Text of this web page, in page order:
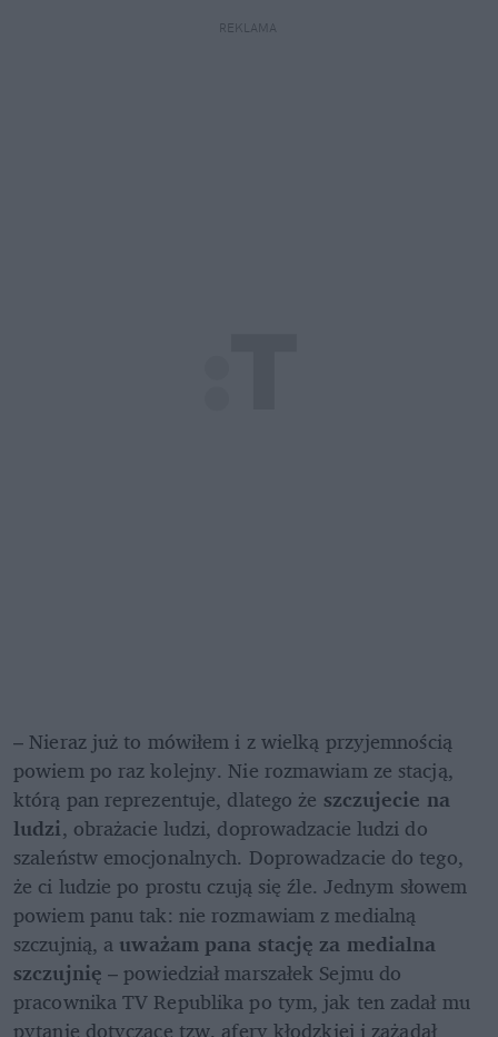
REKLAMA
– Nieraz już to mówiłem i z wielką przyjemnością
powiem po raz kolejny. Nie rozmawiam ze stacją,
którą pan reprezentuje, dlatego że szczujecie na
ludzi, obrażacie ludzi, doprowadzacie ludzi do
szaleństw emocjonalnych. Doprowadzacie do tego,
że ci ludzie po prostu czują się źle. Jednym słowem
powiem panu tak: nie rozmawiam z medialną
szczujnią, a uważam pana stację za medialna
szczujnię – powiedział marszałek Sejmu do
pracownika TV Republika po tym, jak ten zadał mu
pytanie dotyczące tzw. afery kłodzkiej i zażądał